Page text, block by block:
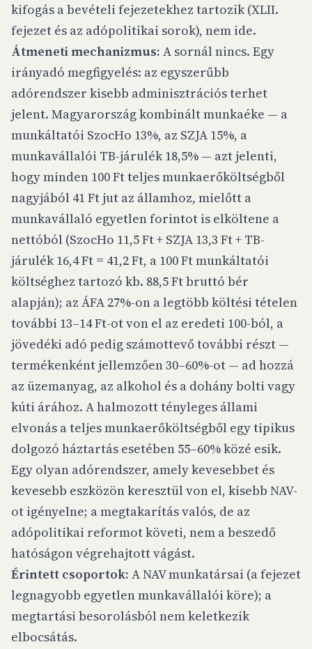
kifogás a bevételi fejezetekhez tartozik (XLII.
fejezet és az adópolitikai sorok), nem ide.
Átmeneti mechanizmus: A sornál nincs. Egy
irányadó megfigyelés: az egyszerűbb
adórendszer kisebb adminisztrációs terhet
jelent. Magyarország kombinált munkaéke — a
munkáltatói SzocHo 13%, az SZJA 15%, a
munkavállalói TB-járulék 18,5% — azt jelenti,
hogy minden 100 Ft teljes munkaerőköltségből
nagyjából 41 Ft jut az államhoz, mielőtt a
munkavállaló egyetlen forintot is elköltene a
nettóból (SzocHo 11,5 Ft + SZJA 13,3 Ft + TB-
járulék 16,4 Ft = 41,2 Ft, a 100 Ft munkáltatói
költséghez tartozó kb. 88,5 Ft bruttó bér
alapján); az ÁFA 27%-on a legtöbb költési tételen
további 13–14 Ft-ot von el az eredeti 100-ból, a
jövedéki adó pedig számottevő további részt —
termékenként jellemzően 30–60%-ot — ad hozzá
az üzemanyag, az alkohol és a dohány bolti vagy
kúti árához. A halmozott tényleges állami
elvonás a teljes munkaerőköltségből egy tipikus
dolgozó háztartás esetében 55–60% közé esik.
Egy olyan adórendszer, amely kevesebbet és
kevesebb eszközön keresztül von el, kisebb NAV-
ot igényelne; a megtakarítás valós, de az
adópolitikai reformot követi, nem a beszedő
hatóságon végrehajtott vágást.
Érintett csoportok: A NAV munkatársai (a fejezet
legnagyobb egyetlen munkavállalói köre); a
megtartási besorolásból nem keletkezik
elbocsátás.